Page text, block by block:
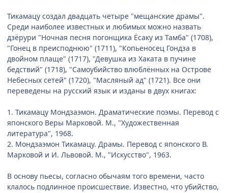
Тикамацу создал двадцать четыре "мещанские драмы".
Среди наиболее известных и любимых можно назвать
дзёрури "Ночная песня погонщика Ёсаку из Тамба" (1708),
"Гонец в преисподнюю" (1711), "Копьеносец Гондза в
двойном плаще" (1717), "Девушка из Хаката в пучине
бедствий" (1718), "Самоубийство влюблённых на Острове
Небесных сетей" (1720), "Масляный ад" (1721). Все они
переведены на русский язык и изданы в двух книгах:
1. Тикамацу Мондзаэмон. Драматические поэмы. Перевод с
японского Веры Марковой. М., "Художественная
литература", 1968.
2. Мондзаэмон Тикамацу. Драмы. Перевод с японского В.
Марковой и И. Львовой. М., "Искусство", 1963.
В основу пьесы, согласно обычаям того времени, часто
клалось подлинное происшествие. Известно, что убийство,